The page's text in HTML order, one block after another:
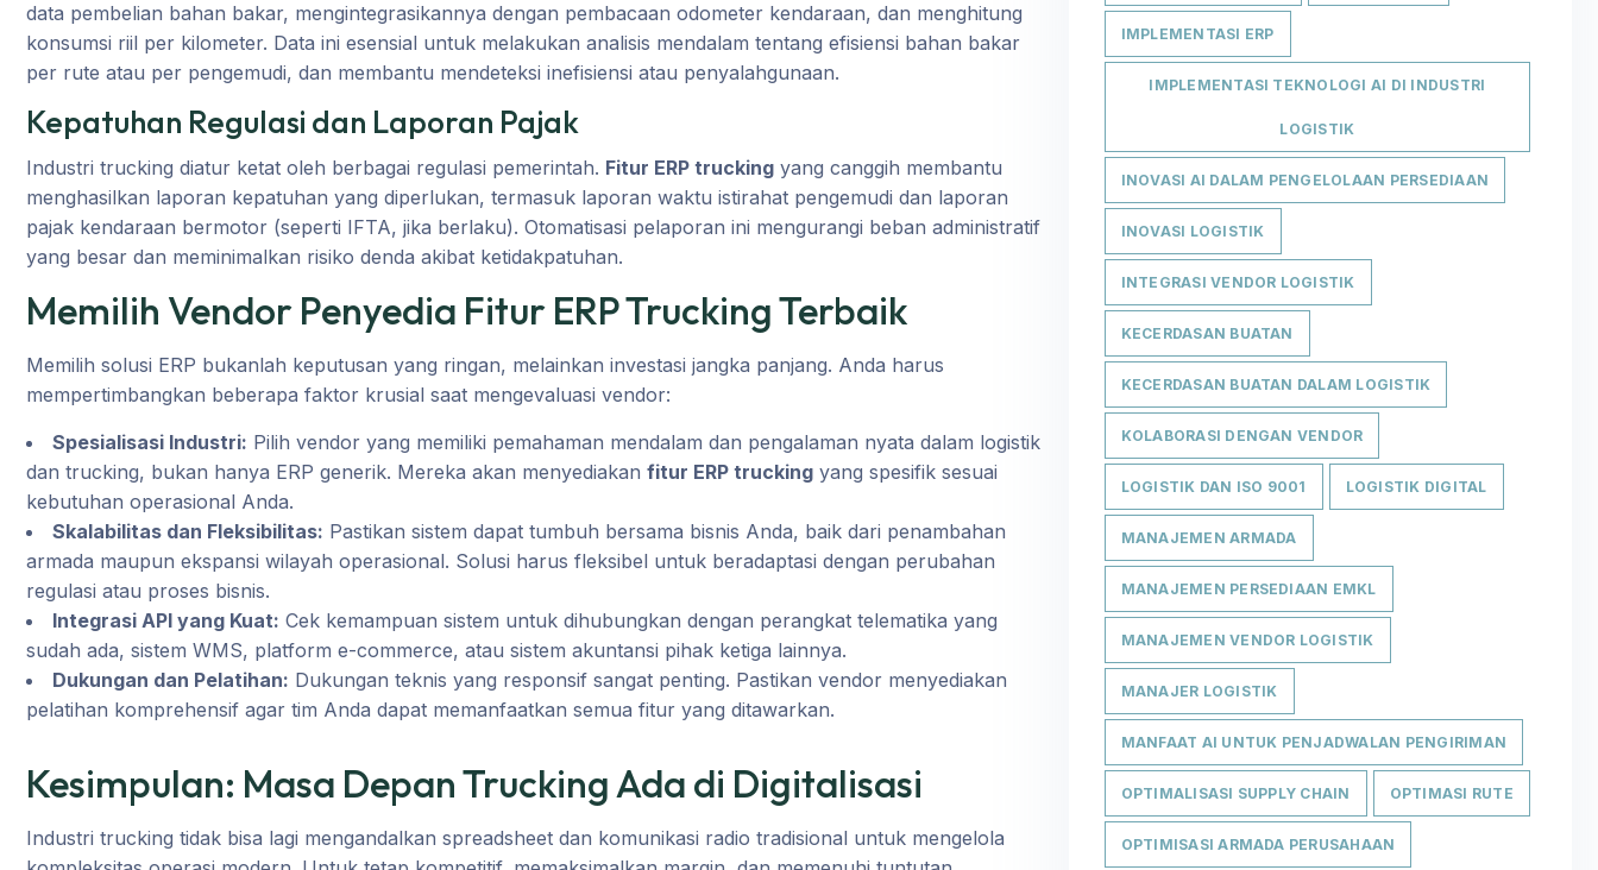
data pembelian bahan bakar, mengintegrasikannya dengan pembacaan odometer kendaraan, dan menghitung
konsumsi riil per kilometer. Data ini esensial untuk melakukan analisis mendalam tentang efisiensi bahan bakar
per rute atau per pengemudi, dan membantu mendeteksi inefisiensi atau penyalahgunaan.
Kepatuhan Regulasi dan Laporan Pajak
Industri trucking diatur ketat oleh berbagai regulasi pemerintah. Fitur ERP trucking yang canggih membantu
menghasilkan laporan kepatuhan yang diperlukan, termasuk laporan waktu istirahat pengemudi dan laporan
pajak kendaraan bermotor (seperti IFTA, jika berlaku). Otomatisasi pelaporan ini mengurangi beban administratif
yang besar dan meminimalkan risiko denda akibat ketidakpatuhan.
Memilih Vendor Penyedia Fitur ERP Trucking Terbaik
Memilih solusi ERP bukanlah keputusan yang ringan, melainkan investasi jangka panjang. Anda harus
mempertimbangkan beberapa faktor krusial saat mengevaluasi vendor:
Spesialisasi Industri: Pilih vendor yang memiliki pemahaman mendalam dan pengalaman nyata dalam logistik
dan trucking, bukan hanya ERP generik. Mereka akan menyediakan fitur ERP trucking yang spesifik sesuai
kebutuhan operasional Anda.
Skalabilitas dan Fleksibilitas: Pastikan sistem dapat tumbuh bersama bisnis Anda, baik dari penambahan
armada maupun ekspansi wilayah operasional. Solusi harus fleksibel untuk beradaptasi dengan perubahan
regulasi atau proses bisnis.
Integrasi API yang Kuat: Cek kemampuan sistem untuk dihubungkan dengan perangkat telematika yang
sudah ada, sistem WMS, platform e-commerce, atau sistem akuntansi pihak ketiga lainnya.
Dukungan dan Pelatihan: Dukungan teknis yang responsif sangat penting. Pastikan vendor menyediakan
pelatihan komprehensif agar tim Anda dapat memanfaatkan semua fitur yang ditawarkan.
Kesimpulan: Masa Depan Trucking Ada di Digitalisasi
Industri trucking tidak bisa lagi mengandalkan spreadsheet dan komunikasi radio tradisional untuk mengelola
IMPLEMENTASI ERP
IMPLEMENTASI TEKNOLOGI AI DI INDUSTRI
LOGISTIK
INOVASI AI DALAM PENGELOLAAN PERSEDIAAN
INOVASI LOGISTIK
INTEGRASI VENDOR LOGISTIK
KECERDASAN BUATAN
KECERDASAN BUATAN DALAM LOGISTIK
KOLABORASI DENGAN VENDOR
LOGISTIK DAN ISO 9001 LOGISTIK DIGITAL
MANAJEMEN ARMADA
MANAJEMEN PERSEDIAAN EMKL
MANAJEMEN VENDOR LOGISTIK
MANAJER LOGISTIK
MANFAAT AI UNTUK PENJADWALAN PENGIRIMAN
OPTIMALISASI SUPPLY CHAIN OPTIMASI RUTE
OPTIMISASI ARMADA PERUSAHAAN